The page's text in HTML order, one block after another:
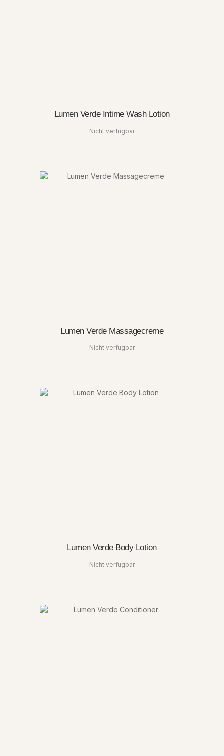
Lumen Verde Intime Wash Lotion
Nicht verfügbar
Lumen Verde Massagecreme
Nicht verfügbar
Lumen Verde Body Lotion
Nicht verfügbar